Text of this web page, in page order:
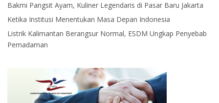
Bakmi Pangsit Ayam, Kuliner Legendaris di Pasar Baru Jakarta
Ketika Institusi Menentukan Masa Depan Indonesia
Listrik Kalimantan Berangsur Normal, ESDM Ungkap Penyebab
Pemadaman